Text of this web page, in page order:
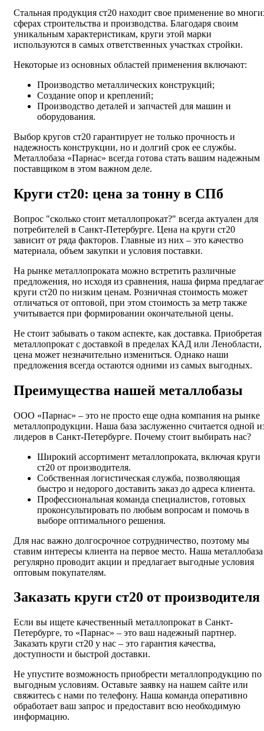
Стальная продукция ст20 находит свое применение во
сферах строительства и производства. Благодаря своим
уникальным характеристикам, круги этой марки
используются в самых ответственных участках стройки.
Некоторые из основных областей применения включают:
Производство металлических конструкций;
Создание опор и креплений;
Производство деталей и запчастей для машин и
оборудования.
Выбор кругов ст20 гарантирует не только прочность и
надежность конструкции, но и долгий срок ее службы.
Металлобаза «Парнас» всегда готова стать вашим надежным
поставщиком в этом важном деле.
Круги ст20: цена за тонну в СПб
Вопрос "сколько стоит металлопрокат?" всегда актуален для
потребителей в Санкт-Петербурге. Цена на круги ст20
зависит от ряда факторов. Главные из них – это качество
материала, объем закупки и условия поставки.
На рынке металлопроката можно встретить различные
предложения, но исходя из сравнения, наша фирма
круги ст20 по низким ценам. Розничная стоимость может
отличаться от оптовой, при этом стоимость за метр также
учитывается при формировании окончательной цены.
Не стоит забывать о таком аспекте, как доставка. Приобретая
металлопрокат с доставкой в пределах КАД или Ленобласти,
цена может незначительно измениться. Однако наши
предложения всегда остаются одними из самых выгодных.
Преимущества нашей металлобазы
ООО «Парнас» – это не просто еще одна компания на рынке
металлопродукции. Наша база заслуженно считается одной
лидеров в Санкт-Петербурге. Почему стоит выбирать нас?
Широкий ассортимент металлопроката, включая круги
ст20 от производителя.
Собственная логистическая служба, позволяющая
быстро и недорого доставить заказ до адреса клиента.
Профессиональная команда специалистов, готовых
проконсультировать по любым вопросам и помочь в
выборе оптимального решения.
Для нас важно долгосрочное сотрудничество, поэтому мы
ставим интересы клиента на первое место. Наша металлобаза
регулярно проводит акции и предлагает выгодные условия
оптовым покупателям.
Заказать круги ст20 от производителя
Если вы ищете качественный металлопрокат в Санкт-
Петербурге, то «Парнас» – это ваш надежный партнер.
Заказать круги ст20 у нас – это гарантия качества,
доступности и быстрой доставки.
Не упустите возможность приобрести металлопродукцию по
выгодным условиям. Оставьте заявку на нашем сайте или
свяжитесь с нами по телефону. Наша команда оперативно
обработает ваш запрос и предоставит всю необходимую
информацию.